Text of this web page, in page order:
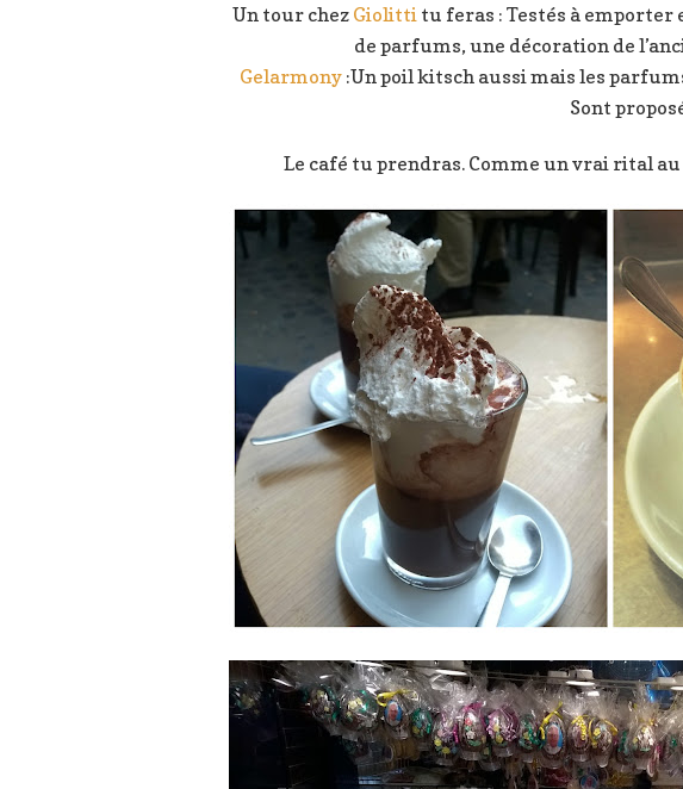
Un tour chez Giolitti tu feras : Testés à emporter
de parfums, une décoration de
Gelarmony :Un poil kitsch aussi mais les
Sont
Le café tu prendras. Comme un vrai rital